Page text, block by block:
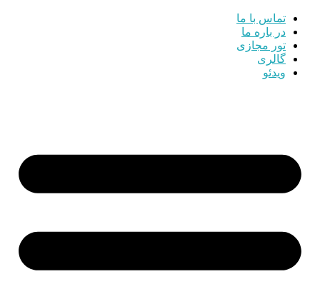
تماس با ما
در باره ما
تور مجازی
گالری
ویدئو